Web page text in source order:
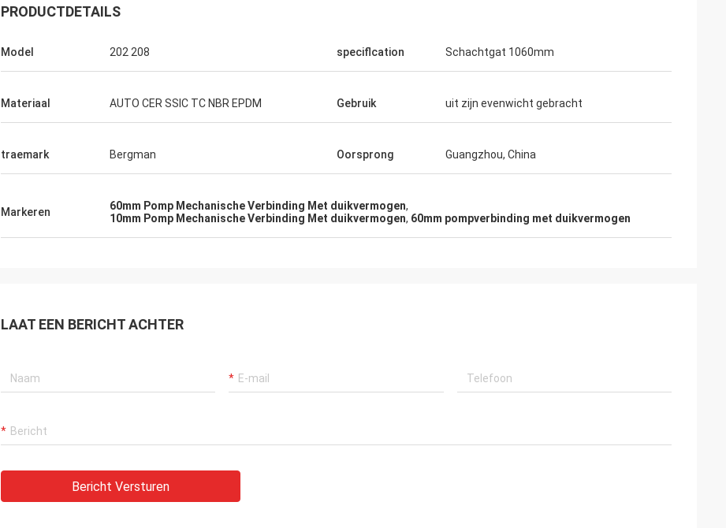
PRODUCTDETAILS
Model 202 208 speciflcation Schachtgat 1060mm
Materiaal AUTO CER SSIC TC NBR EPDM Gebruik uit zijn evenwicht gebracht
traemark Bergman Oorsprong Guangzhou, China
Markeren 60mm Pomp Mechanische Verbinding Met duikvermogen,
10mm Pomp Mechanische Verbinding Met duikvermogen, 60mm pompverbinding met duikvermogen
LAAT EEN BERICHT ACHTER
Bericht Versturen